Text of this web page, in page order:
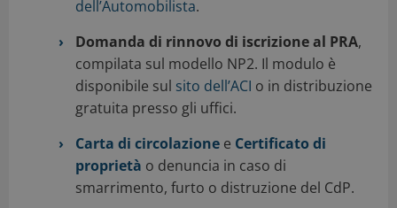
dell’Automobilista.
Domanda di rinnovo di iscrizione al PRA,
compilata sul modello NP2. Il modulo è
disponibile sul sito dell’ACI o in distribuzione
gratuita presso gli uffici.
Carta di circolazione e Certificato di
proprietà o denuncia in caso di
smarrimento, furto o distruzione del CdP.